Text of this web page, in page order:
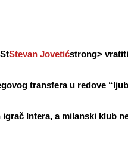
StStevan Jovetićstrong>
transfera u redove
Intera, a milanski klub